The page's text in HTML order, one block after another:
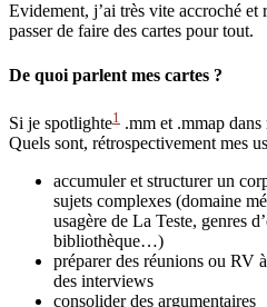
Evidement, j’ai très vite accroché et
passer de faire des cartes pour tout.
De quoi parlent mes cartes ?
Si je spotlighte1 .mm et .mmap
Quels sont, rétrospectivement mes
accumuler et structurer un
sujets complexes (domaine
usagère de La Teste, genres
bibliothèque…)
préparer des réunions ou RV
des interviews
consolider des argumentaires